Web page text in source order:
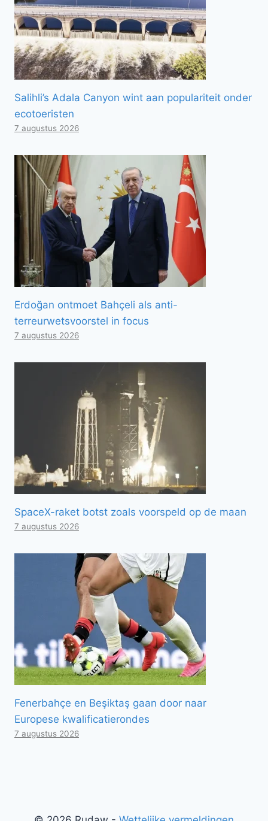
Salihli’s Adala Canyon wint aan populariteit onder
ecotoeristen
7 augustus 2026
Erdoğan ontmoet Bahçeli als anti-
terreurwetsvoorstel in focus
7 augustus 2026
SpaceX-raket botst zoals voorspeld op de maan
7 augustus 2026
Fenerbahçe en Beşiktaş gaan door naar
Europese kwalificatierondes
7 augustus 2026